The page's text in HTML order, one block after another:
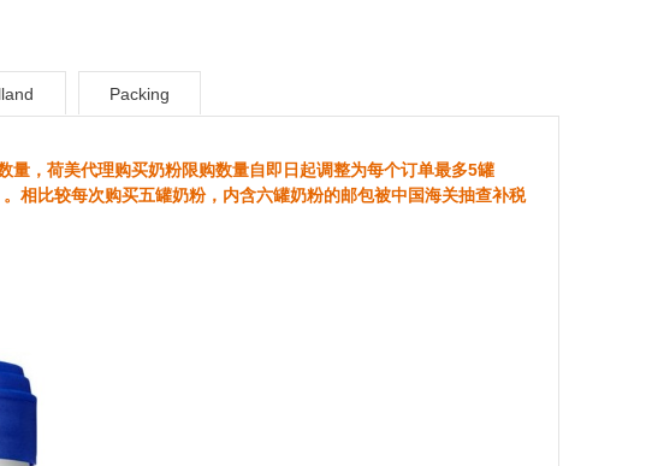
Packing
，荷美代理购买奶粉限购数量自即日起调整为每个订单最多5罐
相比较每次购买五罐奶粉，内含六罐奶粉的邮包被中国海关抽查补税